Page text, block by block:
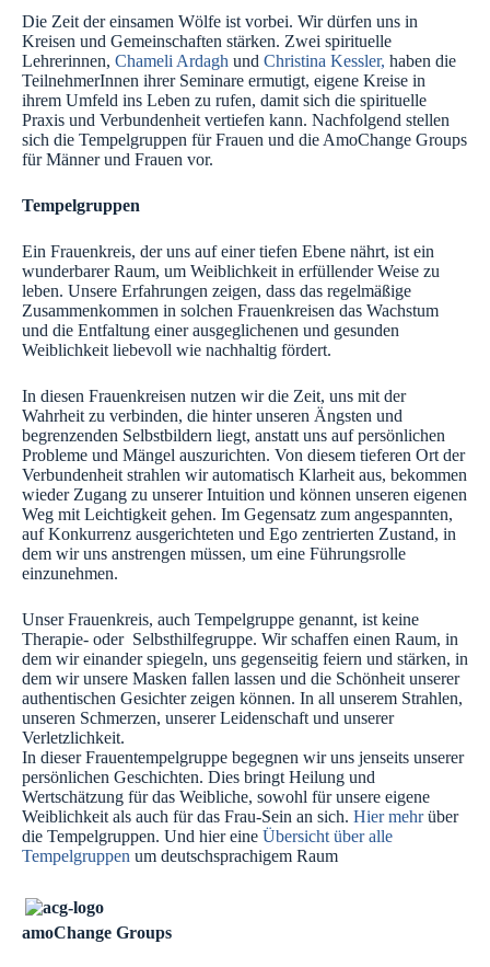
Die Zeit der einsamen Wölfe ist vorbei. Wir dürfen uns in
Kreisen und Gemeinschaften stärken. Zwei spirituelle
Lehrerinnen, Chameli Ardagh und Christina Kessler, haben die
TeilnehmerInnen ihrer Seminare ermutigt, eigene Kreise in
ihrem Umfeld ins Leben zu rufen, damit sich die spirituelle
Praxis und Verbundenheit vertiefen kann. Nachfolgend stellen
sich die Tempelgruppen für Frauen und die AmoChange Groups
für Männer und Frauen vor.
Tempelgruppen
Ein Frauenkreis, der uns auf einer tiefen Ebene nährt, ist ein
wunderbarer Raum, um Weiblichkeit in erfüllender Weise zu
leben. Unsere Erfahrungen zeigen, dass das regelmäßige
Zusammenkommen in solchen Frauenkreisen das Wachstum
und die Entfaltung einer ausgeglichenen und gesunden
Weiblichkeit liebevoll wie nachhaltig fördert.
In diesen Frauenkreisen nutzen wir die Zeit, uns mit der
Wahrheit zu verbinden, die hinter unseren Ängsten und
begrenzenden Selbstbildern liegt, anstatt uns auf persönlichen
Probleme und Mängel auszurichten. Von diesem tieferen Ort der
Verbundenheit strahlen wir automatisch Klarheit aus, bekommen
wieder Zugang zu unserer Intuition und können unseren eigenen
Weg mit Leichtigkeit gehen. Im Gegensatz zum angespannten,
auf Konkurrenz ausgerichteten und Ego zentrierten Zustand, in
dem wir uns anstrengen müssen, um eine Führungsrolle
einzunehmen.
Unser Frauenkreis, auch Tempelgruppe genannt, ist keine
Therapie- oder Selbsthilfegruppe. Wir schaffen einen Raum, in
dem wir einander spiegeln, uns gegenseitig feiern und stärken, in
dem wir unsere Masken fallen lassen und die Schönheit unserer
authentischen Gesichter zeigen können. In all unserem Strahlen,
unseren Schmerzen, unserer Leidenschaft und unserer
Verletzlichkeit.
In dieser Frauentempelgruppe begegnen wir uns jenseits unserer
persönlichen Geschichten. Dies bringt Heilung und
Wertschätzung für das Weibliche, sowohl für unsere eigene
Weiblichkeit als auch für das Frau-Sein an sich. Hier mehrüber
die Tempelgruppen. Und hier eine Übersicht über alle
Tempelgruppen um deutschsprachigem Raum
amoChange Groups